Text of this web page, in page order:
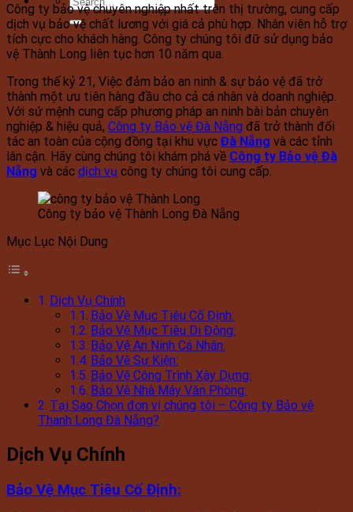
Công ty bảo vệ chuyên nghiệp nhất trên thị trường, cung cấp
dịch vụ bảo vệ chất lương với giá cả phù hợp. Nhân viên hỗ trợ
tích cực cho khách hàng. Công ty chúng tôi đữ sử dụng bảo
vệ Thành Long liên tục hơn 10 năm qua.
Trong thế kỷ 21, Việc đảm bảo an ninh & sự bảo vệ đã trở
thành một ưu tiên hàng đầu cho cả cá nhân và doanh nghiệp.
Với sứ mệnh cung cấp phương pháp an ninh bài bản chuyên
nghiệp & hiệu quả, Công ty Bảo vệ Đà Nẵng đã trở thành đối
tác an toàn của cộng đồng tại khu vực Đà Nẵng và các tỉnh
lân cận. Hãy cùng chúng tôi khám phá về Công ty Bảo vệ Đà
Nẵng và các dịch vụ công ty chúng tôi cung cấp.
Công ty bảo vệ Thành Long Đà Nẵng
Mục Lục Nội Dung
Dịch Vụ Chính
Bảo Vệ Mục Tiêu Cố Định:
Bảo Vệ Mục Tiêu Di Động:
Bảo Vệ An Ninh Cá Nhân:
Bảo Vệ Sự Kiện:
Bảo Vệ Công Trình Xây Dựng:
Bảo Vệ Nhà Máy Văn Phòng:
Tại Sao Chọn đơn vị chúng tôi – Công ty Bảo vệ
Thanh Long Đà Nẵng?
Dịch Vụ Chính
Bảo Vệ Mục Tiêu Cố Định: